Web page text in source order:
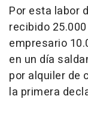
Por esta labor
recibido
empresario
en un día
por alquiler de
la primera